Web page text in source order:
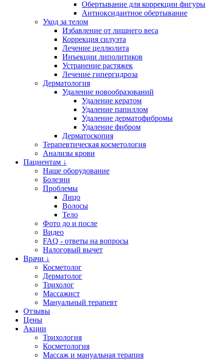
Обертывание для коррекции фигуры
Антиоксидантное обертывание
Уход за телом
Избавление от лишнего веса
Коррекция силуэта
Лечение целлюлита
Инъекции липолитиков
Устранение растяжек
Лечение гипергидроза
Дерматология
Удаление новообразований
Удаление кератом
Удаление папиллом
Удаление дерматофибромы
Удаление фибром
Дерматоскопия
Терапевтическая косметология
Анализы крови
Пациентам ↓
Наше оборудование
Болезни
Проблемы
Лицо
Волосы
Тело
Фото до и после
Видео
FAQ - ответы на вопросы
Налоговый вычет
Врачи ↓
Косметолог
Дерматолог
Трихолог
Массажист
Мануальный терапевт
Отзывы
Цены
Акции
Трихология
Косметология
Массаж и мануальная терапия